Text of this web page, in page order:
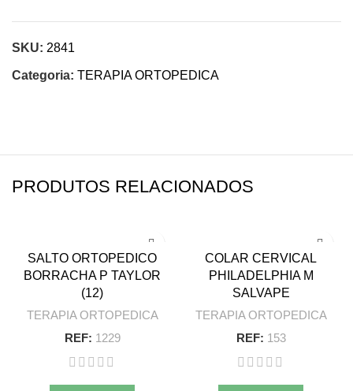
SKU: 2841
Categoria: TERAPIA ORTOPEDICA
PRODUTOS RELACIONADOS
SALTO ORTOPEDICO
BORRACHA P TAYLOR
(12)
TERAPIA ORTOPEDICA
REF: 1229
COLAR CERVICAL
PHILADELPHIA M
SALVAPE
TERAPIA ORTOPEDICA
REF: 153